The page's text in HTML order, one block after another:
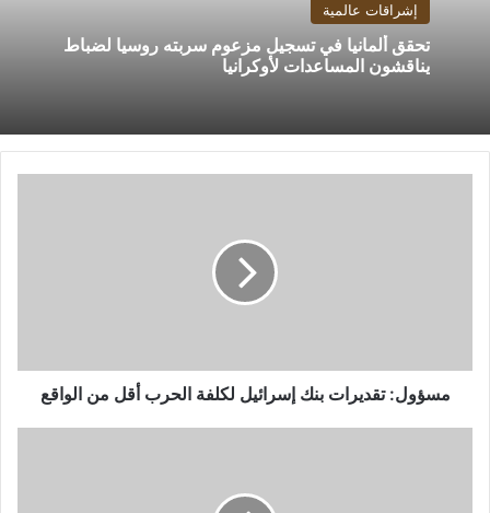
إشراقات عالمية
تحقق ألمانيا في تسجيل مزعوم سربته روسيا لضباط
يناقشون المساعدات لأوكرانيا
الواقع
مسؤول: تقديرات بنك إسرائيل لكلفة الحرب أقل من الواقع